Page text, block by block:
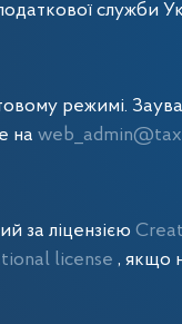
служби
режимі.
на
за ліцензією
license, якщо